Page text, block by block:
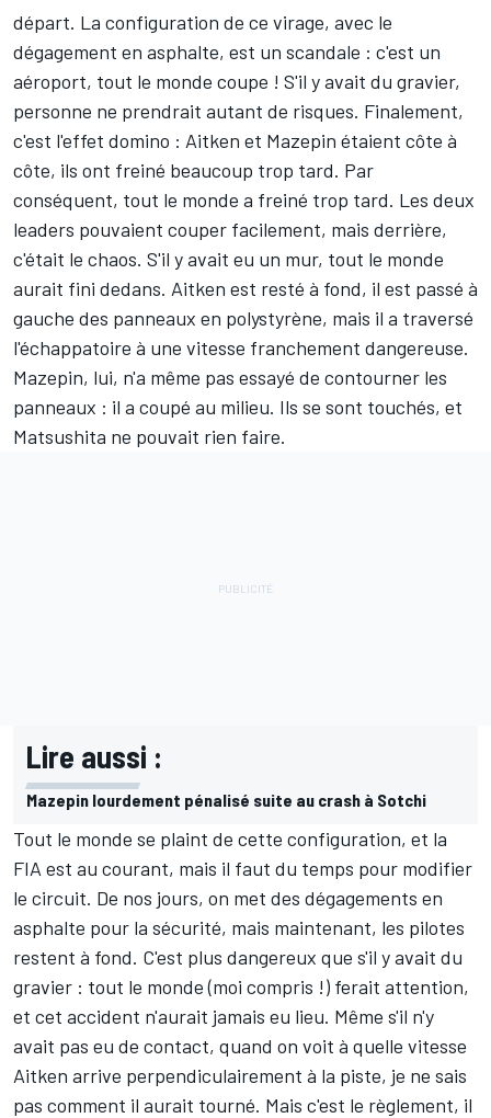
départ. La configuration de ce virage, avec le
dégagement en asphalte, est un scandale : c'est un
aéroport, tout le monde coupe ! S'il y avait du gravier,
personne ne prendrait autant de risques. Finalement,
c'est l'effet domino : Aitken et Mazepin étaient côte à
côte, ils ont freiné beaucoup trop tard. Par
conséquent, tout le monde a freiné trop tard. Les deux
leaders pouvaient couper facilement, mais derrière,
c'était le chaos. S'il y avait eu un mur, tout le monde
aurait fini dedans. Aitken est resté à fond, il est passé à
gauche des panneaux en polystyrène, mais il a traversé
l'échappatoire à une vitesse franchement dangereuse.
Mazepin, lui, n'a même pas essayé de contourner les
panneaux : il a coupé au milieu. Ils se sont touchés, et
Matsushita ne pouvait rien faire.
Lire aussi :
Mazepin lourdement pénalisé suite au crash à Sotchi
Tout le monde se plaint de cette configuration, et la
FIA est au courant, mais il faut du temps pour modifier
le circuit. De nos jours, on met des dégagements en
asphalte pour la sécurité, mais maintenant, les pilotes
restent à fond. C'est plus dangereux que s'il y avait du
gravier : tout le monde (moi compris !) ferait attention,
et cet accident n'aurait jamais eu lieu. Même s'il n'y
avait pas eu de contact, quand on voit à quelle vitesse
Aitken arrive perpendiculairement à la piste, je ne sais
pas comment il aurait tourné. Mais c'est le règlement, il